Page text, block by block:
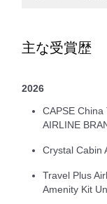
主な受賞歴
2026
CAPSE China
AIRLINE
Crystal Cabin
Travel Plus
Amenity Kit